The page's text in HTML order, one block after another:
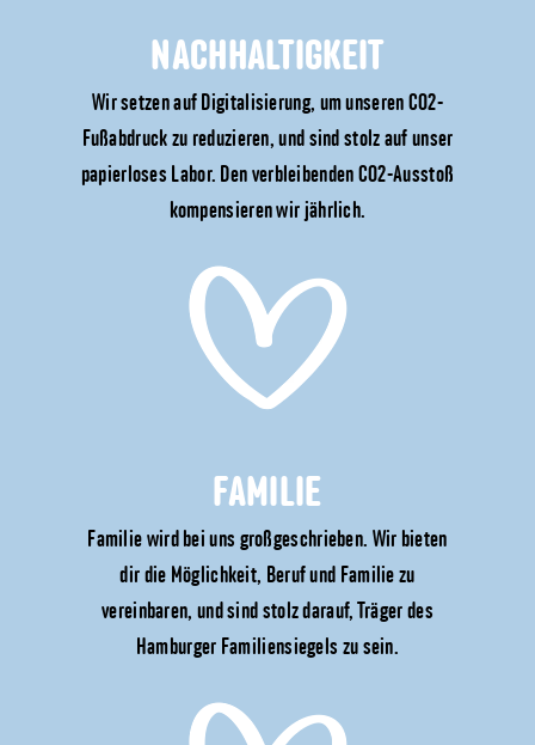
NACHHALTIGKEIT
Wir setzen auf Digitalisierung, um unseren CO2-
Fußabdruck zu reduzieren, und sind stolz auf unser
papierloses Labor. Den verbleibenden CO2-Ausstoß
kompensieren wir jährlich.
FAMILIE
Familie wird bei uns großgeschrieben. Wir bieten
dir die Möglichkeit, Beruf und Familie zu
vereinbaren, und sind stolz darauf, Träger des
Hamburger Familiensiegels zu sein.